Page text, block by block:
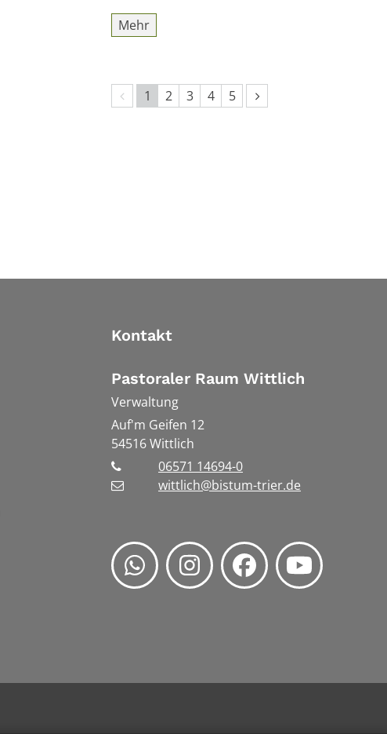
Mehr
Vorherige Seite
1 2 3 4 5 Nächste Seite
Kontakt
Pastoraler Raum Wittlich
Verwaltung
Auf'm Geifen 12
54516Wittlich
06571 14694-0
wittlich@bistum-trier.de